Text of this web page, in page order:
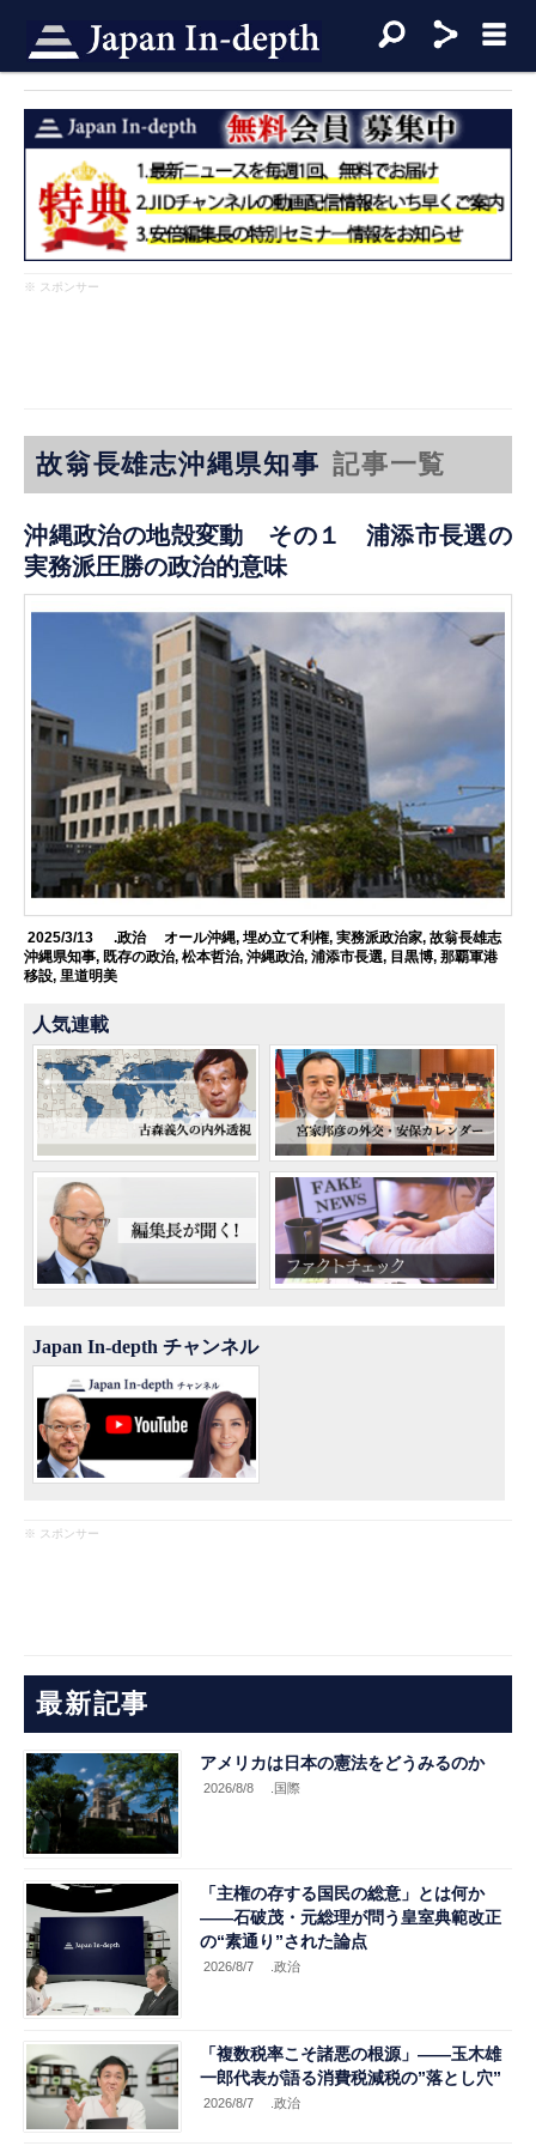
※ スポンサー
故翁長雄志沖縄県知事 記事一覧
沖縄政治の地殻変動 その１ 浦添市長選の
実務派圧勝の政治的意味
2025/3/13 .政治 オール沖縄, 埋め立て利権, 実務派政治家, 故翁長雄志
沖縄県知事, 既存の政治,松本哲治,沖縄政治,浦添市長選, 目黒博,那覇軍港
移設,里道明美
人気連載
Japan In-depth チャンネル
※ スポンサー
最新記事
アメリカは日本の憲法をどうみるのか
2026/8/8 .国際
「主権の存する国民の総意」とは何か
――石破茂・元総理が問う皇室典範改正
の“素通り”された論点
2026/8/7 .政治
「複数税率こそ諸悪の根源」――玉木雄
一郎代表が語る消費税減税の”落とし穴”
2026/8/7 .政治